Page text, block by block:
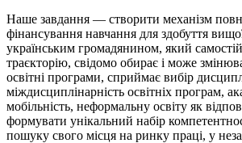
Наше завдання — створити механізм
фінансування навчання для здобуття
українським громадянином, який
траєкторію, свідомо обирає і може
освітні програми, сприймає вибір
міждисциплінарність освітніх програм,
мобільність, неформальну освіту як
формувати унікальний набір
пошуку свого місця на ринку праці, у